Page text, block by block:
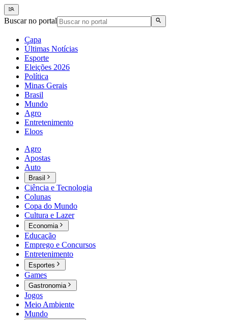
Buscar no portal
Capa
Últimas Notícias
Esporte
Eleições 2026
Política
Minas Gerais
Brasil
Mundo
Agro
Entretenimento
Eloos
Agro
Apostas
Auto
Brasil
Ciência e Tecnologia
Colunas
Copa do Mundo
Cultura e Lazer
Economia
Educação
Emprego e Concursos
Entretenimento
Esportes
Games
Gastronomia
Jogos
Meio Ambiente
Mundo